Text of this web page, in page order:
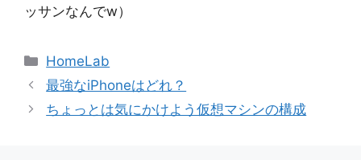
ッサンなんでw）
カ
テ
リ
HomeLab
最強なiPhoneはどれ？
ちょっとは気にかけよう仮想マシンの構成